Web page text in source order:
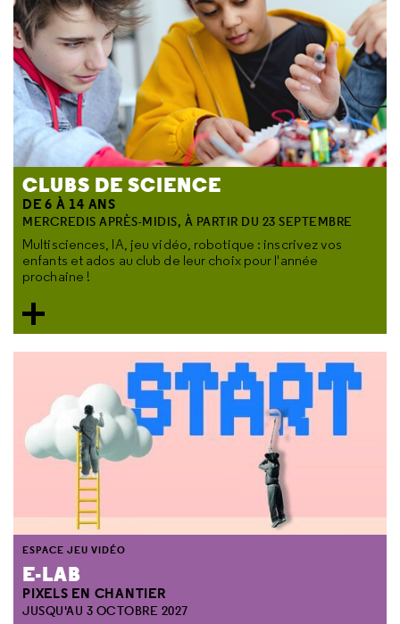
CLUBS DE SCIENCE
DE 6 À 14 ANS
MERCREDIS APRÈS-MIDIS, À PARTIR DU 23 SEPTEMBRE
Multisciences, IA, jeu vidéo, robotique : inscrivez vos
enfants et ados au club de leur choix pour l'année
prochaine !
E-LAB
PIXELS EN CHANTIER
ESPACE JEU VIDÉO
JUSQU'AU 3 OCTOBRE 2027